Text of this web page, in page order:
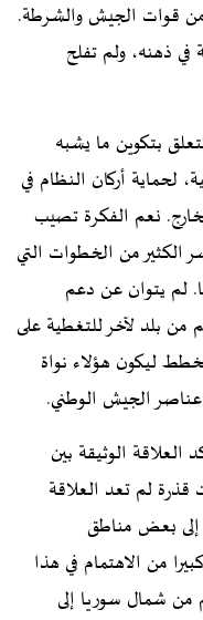
قوات الجيش والشرطة.
في ذهنه، ولم تفلح
بتكوين ما يشبه
لحماية أركان النظام في
نعم الفكرة تصيب
الكثير من الخطوات التي
لم يتوان عن دعم
من بلد لآخر للتغطية على
ليكون هؤلاء نواة
الجيش الوطني.
الوثيقة بين
قذرة لم تعد العلاقة
إلى بعض مناطق
من الاهتمام في هذا
من شمال سوريا إلى